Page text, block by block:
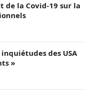
de la Covid-19 sur la
des USA
»